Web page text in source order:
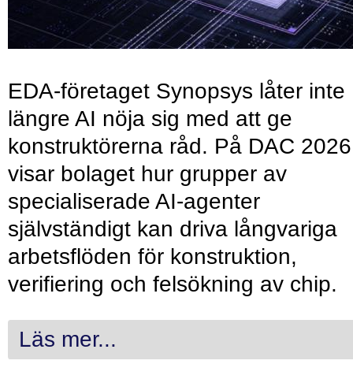
EDA-företaget Synopsys låter inte
längre AI nöja sig med att ge
konstruktörerna råd. På DAC 2026
visar bolaget hur grupper av
specialiserade AI-agenter
självständigt kan driva långvariga
arbetsflöden för konstruktion,
verifiering och felsökning av chip.
Läs mer...